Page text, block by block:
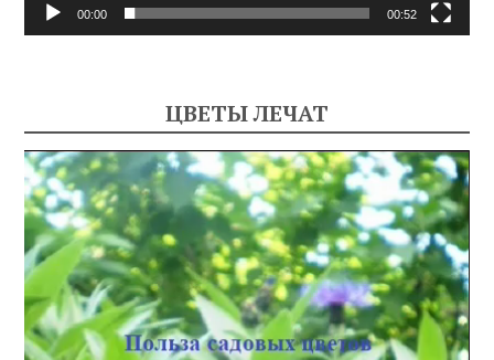
00:00 00:52
ЦВЕТЫ ЛЕЧАТ
Видеоплеер